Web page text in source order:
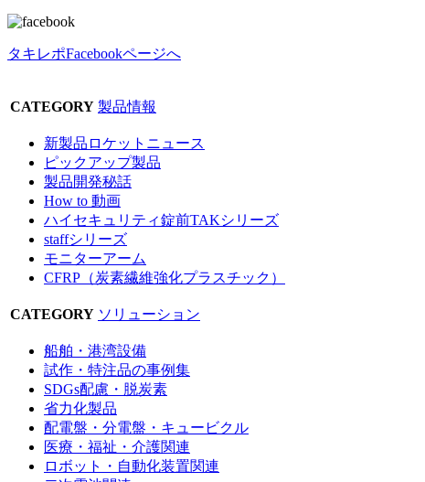
タキレポFacebookページへ
CATEGORY 製品情報
新製品ロケットニュース
ピックアップ製品
製品開発秘話
How to 動画
ハイセキュリティ錠前TAKシリーズ
staffシリーズ
モニターアーム
CFRP（炭素繊維強化プラスチック）
CATEGORY ソリューション
船舶・港湾設備
試作・特注品の事例集
SDGs配慮・脱炭素
省力化製品
配電盤・分電盤・キュービクル
医療・福祉・介護関連
ロボット・自動化装置関連